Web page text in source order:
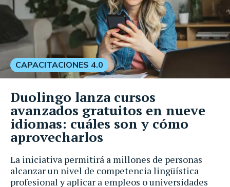
La iniciativa permitirá a millones de personas
alcanzar un nivel de competencia lingüística
profesional y aplicar a empleos o universidades
CAPACITACIONES 4.0
Duolingo lanza cursos
avanzados gratuitos en nueve
idiomas: cuáles son y cómo
aprovecharlos